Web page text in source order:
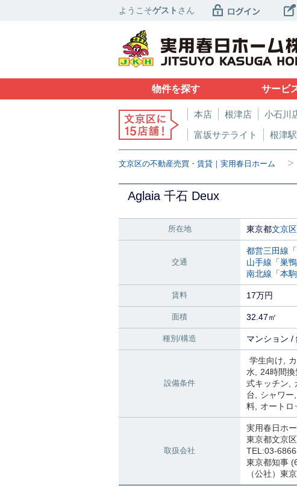
ようこそゲスト さん
物件を探す サービ
本店 根津店 小石川
富坂サテライト
根津
文京区の不動産売買・賃貸｜実用春日ホーム >
Aglaia 千石 Deux
所在地 東京都文京区
交通
都営三田線 「
山手線 「巣鴨
南北線 「本
賃料 17万円
面積 32.47㎡
種別/構造 マンション /
設備条件
学生向け
水
24時間
式キッチン
台
シャワー
料
オートロ
取扱会社
実用春日ホ
東京都文京
TEL:03-
東京都知事
（公社）東